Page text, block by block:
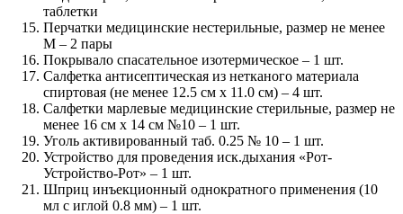
таблетки
Перчатки медицинские нестерильные, размер не менее
М – 2 пары
Покрывало спасательное изотермическое – 1 шт.
Салфетка антисептическая из нетканого материала
спиртовая (не менее 12.5 см x 11.0 см) – 4 шт.
Салфетки марлевые медицинские стерильные, размер не
менее 16 см х 14 см №10 – 1 шт.
Уголь активированный таб. 0.25 № 10 – 1 шт.
Устройство для проведения иск.дыхания «Рот-
Устройство-Рот» – 1 шт.
Шприц инъекционный однократного применения (10
мл с иглой 0.8 мм) – 1 шт.